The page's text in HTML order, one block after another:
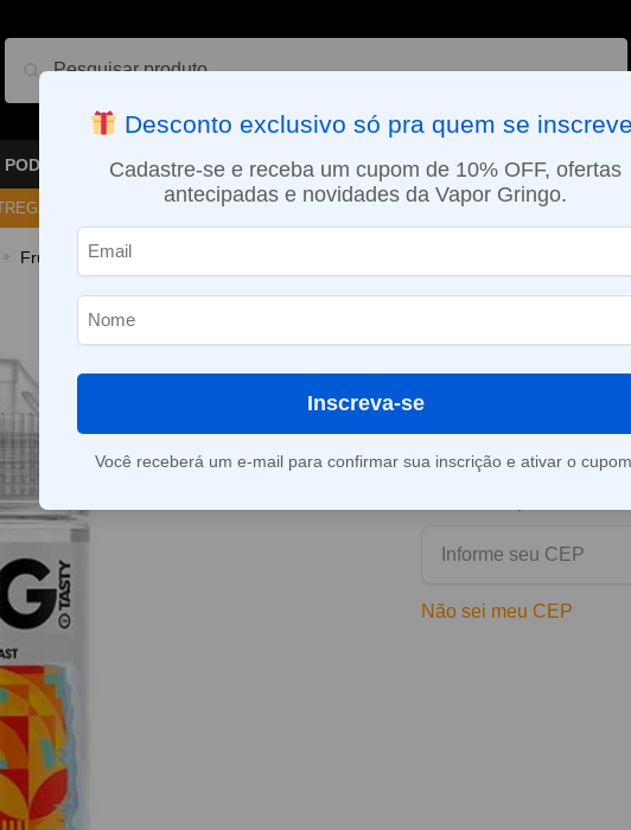
Pesquisar
PODS VAPORIZADOR DE ERVAS E-LIQUÍDOS NICOTINA ORAL
NO MESMO DIA EM SÃO PAULO (SEG A SEX): PEDIDOS APROVADOS ATÉ
» Frutados » Líquido Big Tasty – Grapefruit Orange Blast
Líquido Big
Grapefruit
Este produto está fora
Não sei meu CEP
Desconto exclusivo só pra quem se
Cadastre-se e receba um cupom de 10% OFF, ofertas
antecipadas e novidades da Vapor Gringo.
Inscreva-se
Você receberá um e-mail para confirmar sua inscrição e ativar o